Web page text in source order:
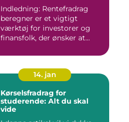
Indledning: Rentefradrag
beregner er et vigtigt
værktøj for investorer og
finansfolk, der ønsker at...
14. jan
Kørselsfradrag for
studerende: Alt du skal
vide